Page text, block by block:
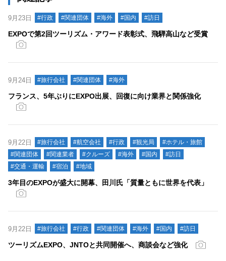
9月23日 #行政 #関連団体 #海外 #国内 #訪日
EXPOで第2回ツーリズム・アワード表彰式、飛騨高山など受賞
9月24日 #旅行会社 #関連団体 #海外
フランス、5年ぶりにEXPO出展、回復に向け業界と関係強化
9月22日 #旅行会社 #航空会社 #行政 #観光局
#ホテル・旅館
#関連団体
#関連業者 #クルーズ #海外 #国内
#訪日
#交通・運輸
#宿泊 #地域
3年目のEXPOが盛大に開幕、田川氏「質量ともに世界を代表」
9月22日 #旅行会社 #行政 #関連団体 #海外 #国内 #訪日
ツーリズムEXPO、JNTOと共同開催へ、商談会など強化